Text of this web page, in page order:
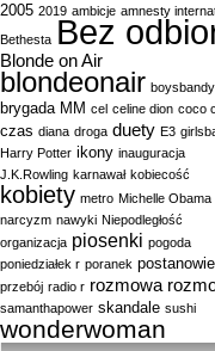
2005 2019 ambicje amnesty
Bethesta Bez
Blonde on Air
blondeonair boysbandy
brygada MM cel celine dion coco
czas diana droga duety E3
Harry Potter ikony inauguracja
J.K.Rowling karnawał kobiecość
kobiety metro Michelle Obama
narcyzm nawyki Niepodległość
organizacja piosenki pogoda
poniedziałek r poranek
przebój radio r rozmowa
samanthapower skandale sushi
wonderwoman